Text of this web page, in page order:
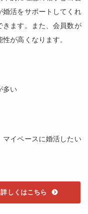
婚活をサポートしてくれ
きます。また、会員数が
が高くなります。
多い
イペースに婚活したい
詳しくはこちら